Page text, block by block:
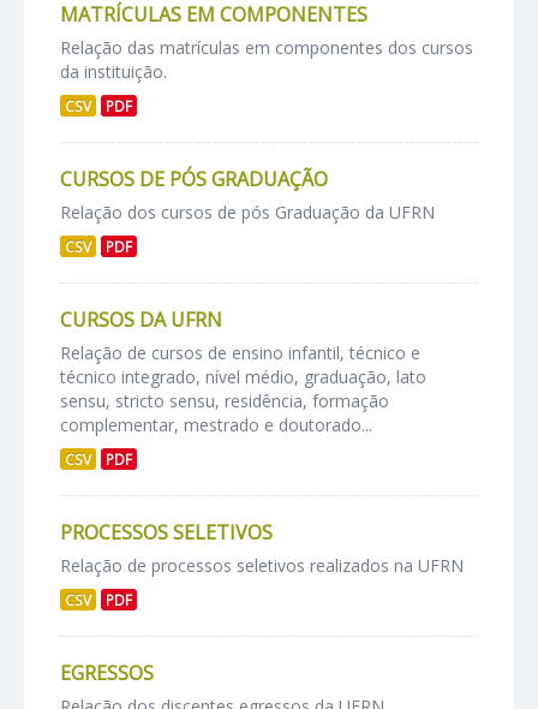
MATRÍCULAS EM COMPONENTES
Relação das matrículas em componentes dos cursos
da instituição.
CSV PDF
CURSOS DE PÓS GRADUAÇÃO
Relação dos cursos de pós Graduação da UFRN
CSV PDF
CURSOS DA UFRN
Relação de cursos de ensino infantil, técnico e
técnico integrado, nível médio, graduação, lato
sensu, stricto sensu, residência, formação
complementar, mestrado e doutorado...
CSV PDF
PROCESSOS SELETIVOS
Relação de processos seletivos realizados na UFRN
CSV PDF
EGRESSOS